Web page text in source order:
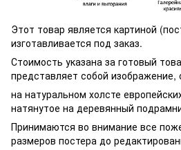
Этот товар является картиной
изготавливается под заказ.
Стоимость указана за готовый
представляет собой изображение,
на натуральном холсте
натянутое на деревянный
Принимаются во внимание все
размеров постера до